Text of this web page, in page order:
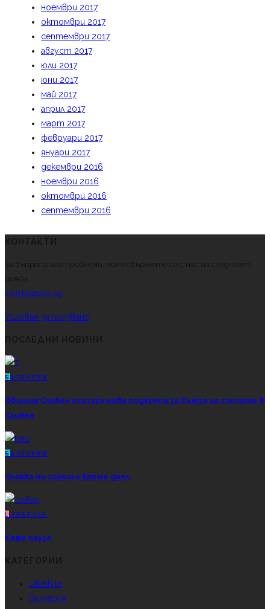
ноември 2017
октомври 2017
септември 2017
август 2017
юли 2017
юни 2017
май 2017
април 2017
март 2017
февруари 2017
януари 2017
декември 2016
ноември 2016
октомври 2016
септември 2016
За въпроси или проблеми, моля свържете се с нас на следният
имейл.
kibikbg@abv.bg
Условия за ползване
Б ЪЛГАРИЯ
Община Сливен осигури нова подкрепа за Съюза на слепите в
Сливен
Б ЪЛГАРИЯ
Очаква ни горещо време днес
L IFESTYLE
Кафе пауза
LifeStyle
България